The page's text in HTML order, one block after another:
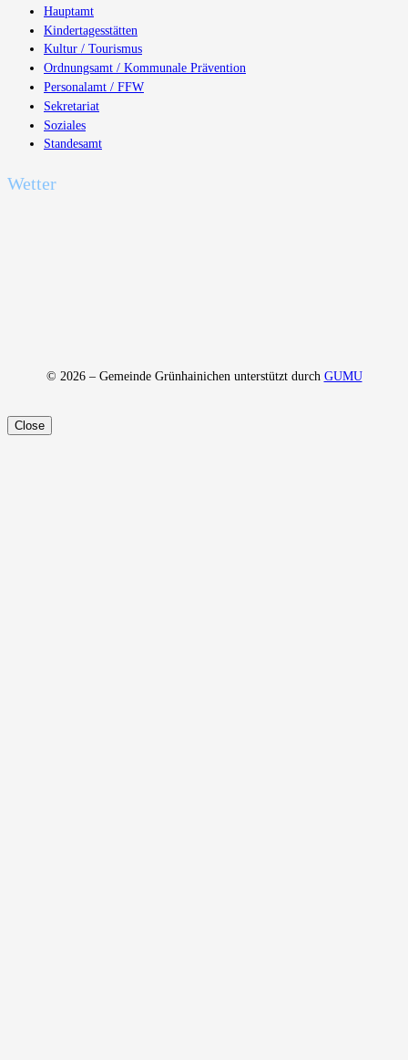
Hauptamt
Kindertagesstätten
Kultur / Tourismus
Ordnungsamt / Kommunale Prävention
Personalamt / FFW
Sekretariat
Soziales
Standesamt
Wetter
© 2026 – Gemeinde Grünhainichen unterstützt durch GUMU
Close